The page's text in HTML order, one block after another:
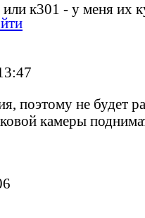
к301 - у меня их
поэтому не будет
камеры